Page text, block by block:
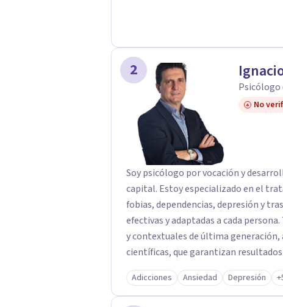
2
Psicólogo
No
Soy psicólogo por vocación y
capital. Estoy especializado en el
fobias, dependencias, depresión y
efectivas y adaptadas a cada
y contextuales de última
científicas, que garantizan
diversas técnicas que priorizan un
que cada persona es única. Me
tratamiento psicológico
Adicciones Ansiedad Depresión